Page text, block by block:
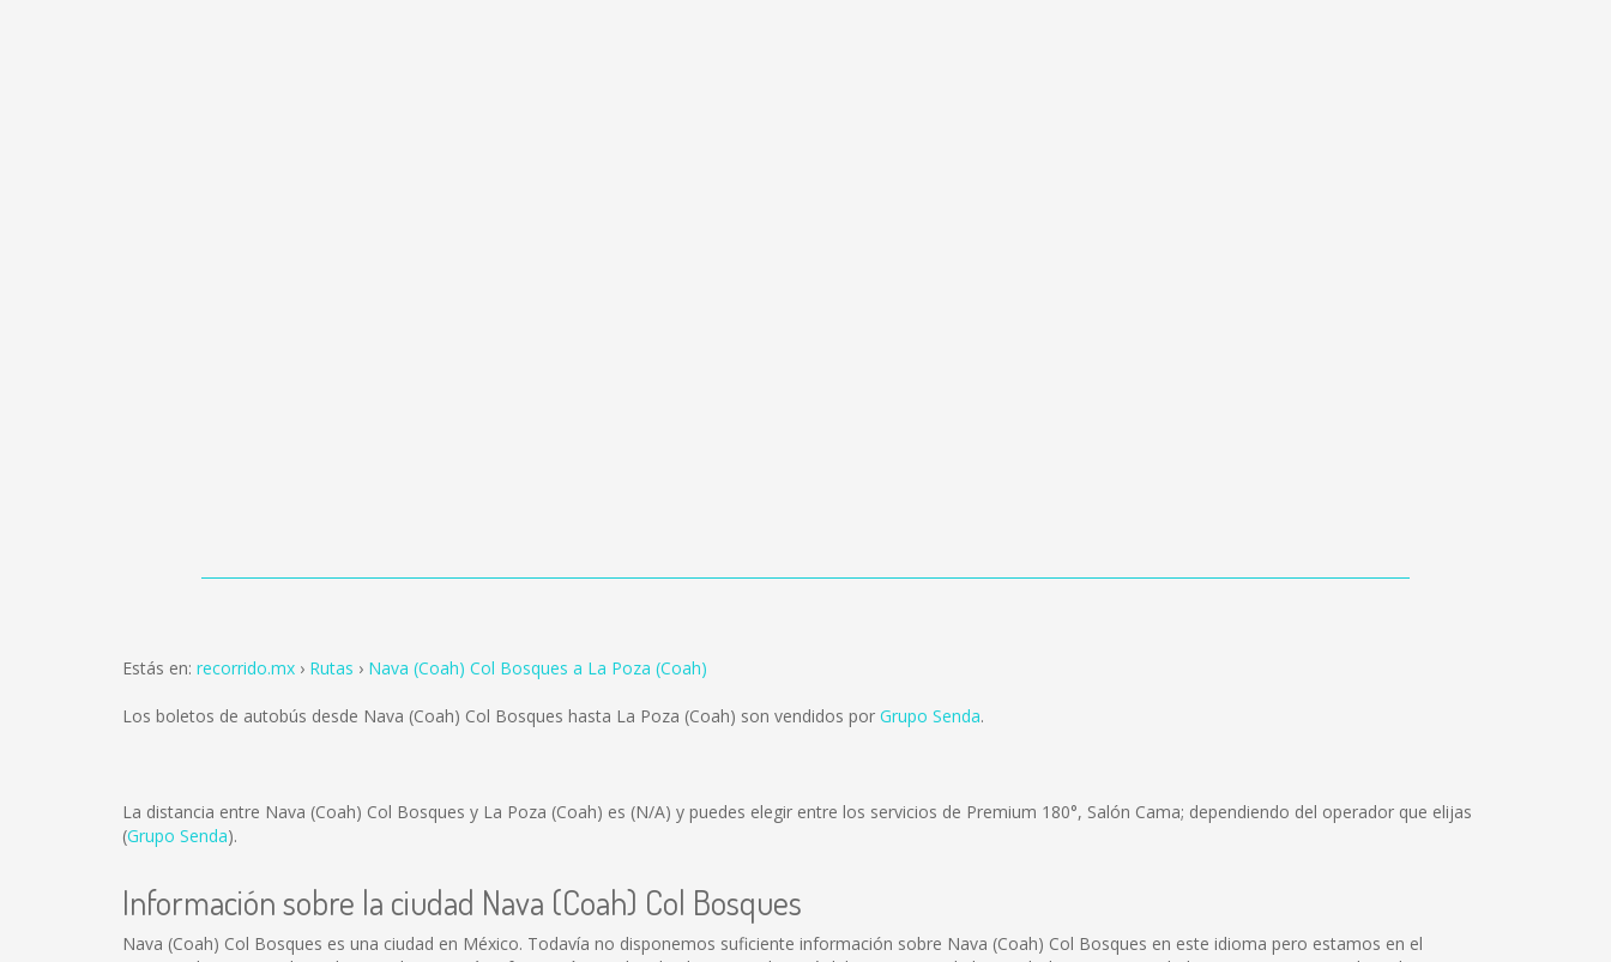
Estás en: recorrido.mx Rutas Nava (Coah) Col Bosques a La Poza (Coah)
Los boletos de autobús desde Nava (Coah) Col Bosques hasta La Poza (Coah) son vendidos por Grupo Senda.
La distancia entre Nava (Coah) Col Bosques y La Poza (Coah) es (N/A) y puedes elegir entre los servicios de Premium 180°, Salón Cama; dependiendo del operador que elijas
(Grupo Senda).
Información sobre la ciudad Nava (Coah) Col Bosques
Nava (Coah) Col Bosques es una ciudad en México. Todavía no disponemos suficiente información sobre Nava (Coah) Col Bosques en este idioma pero estamos en el